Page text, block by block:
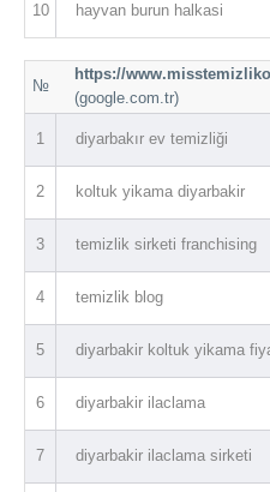
10 hayvan burun halkasi
№
https://
(google.com.tr)
1 diyarbakır ev temizliği
2 koltuk yikama diyarbakir
3 temizlik sirketi franchising
4 temizlik blog
5 diyarbakir koltuk yikama
6 diyarbakir ilaclama
7 diyarbakir ilaclama sirketi